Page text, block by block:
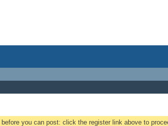
before you can post: click the register link above to